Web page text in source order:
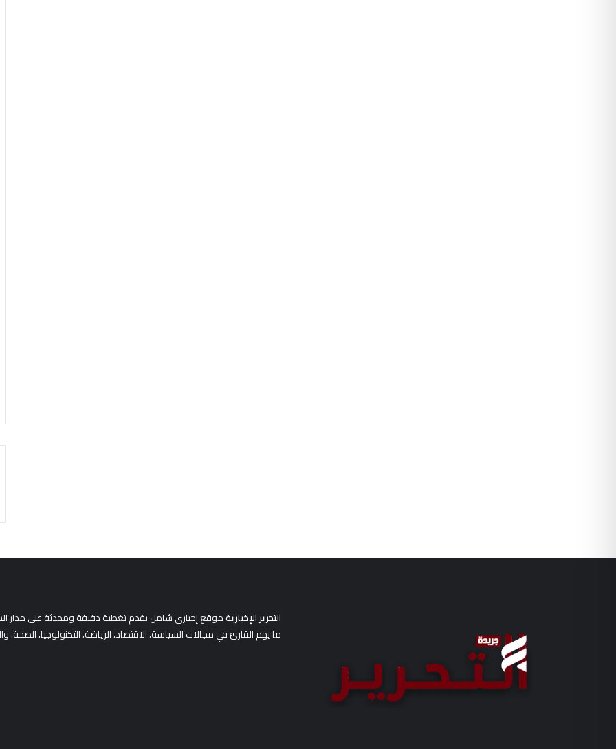
التحرير الإخباريةموقع إخباري شامل يقدم تغطية دقيقة ومحدثة على مدار
ما يهم القارئ في مجالات السياسة، الاقتصاد، الرياضة، التكنولوجيا،